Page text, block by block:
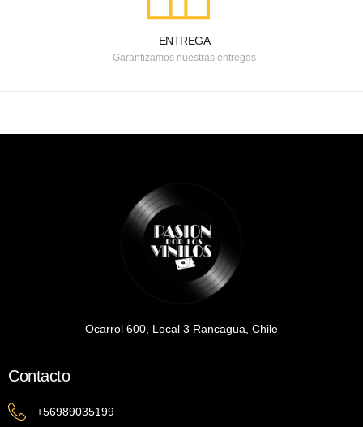
ENTREGA
Garantizamos nuestras entregas
Ocarrol 600, Local 3 Rancagua, Chile
Contacto
+56989035199